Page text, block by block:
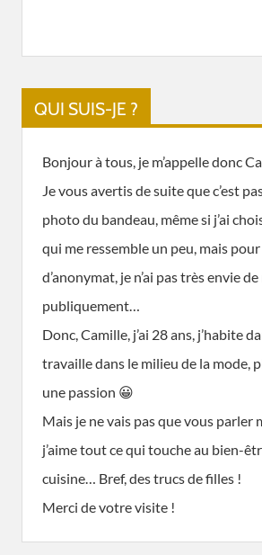
QUI SUIS-JE ?
Bonjour à tous, je m’appelle donc
Je vous avertis de suite que c’est
photo du bandeau, même si j’ai
qui me ressemble un peu, mais
d’anonymat, je n’ai pas très envie de
publiquement…
Donc, Camille, j’ai 28 ans, j’habite
travaille dans le milieu de la mode,
une passion 😀
Mais je ne vais pas que vous parler
j’aime tout ce qui touche au bien-
cuisine… Bref, des trucs de filles !
Merci de votre visite !